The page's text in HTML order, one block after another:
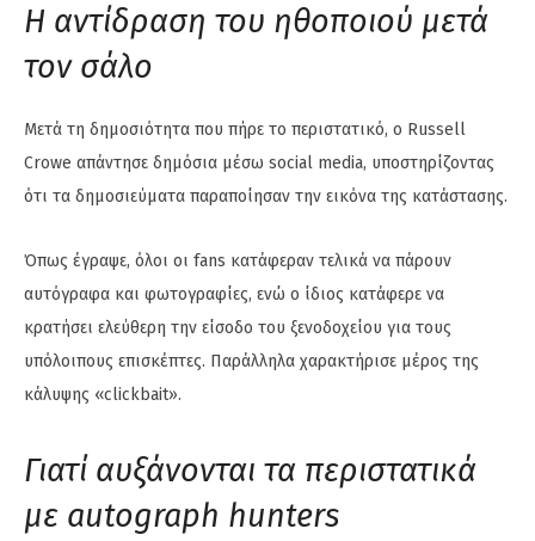
Η αντίδραση του ηθοποιού μετά
τον σάλο
Μετά τη δημοσιότητα που πήρε το περιστατικό, ο Russell
Crowe απάντησε δημόσια μέσω social media, υποστηρίζοντας
ότι τα δημοσιεύματα παραποίησαν την εικόνα της κατάστασης.
Όπως έγραψε, όλοι οι fans κατάφεραν τελικά να πάρουν
αυτόγραφα και φωτογραφίες, ενώ ο ίδιος κατάφερε να
κρατήσει ελεύθερη την είσοδο του ξενοδοχείου για τους
υπόλοιπους επισκέπτες. Παράλληλα χαρακτήρισε μέρος της
κάλυψης «clickbait».
Γιατί αυξάνονται τα περιστατικά
με autograph hunters